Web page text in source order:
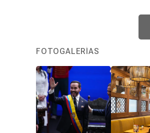
FOTOGALERÍAS